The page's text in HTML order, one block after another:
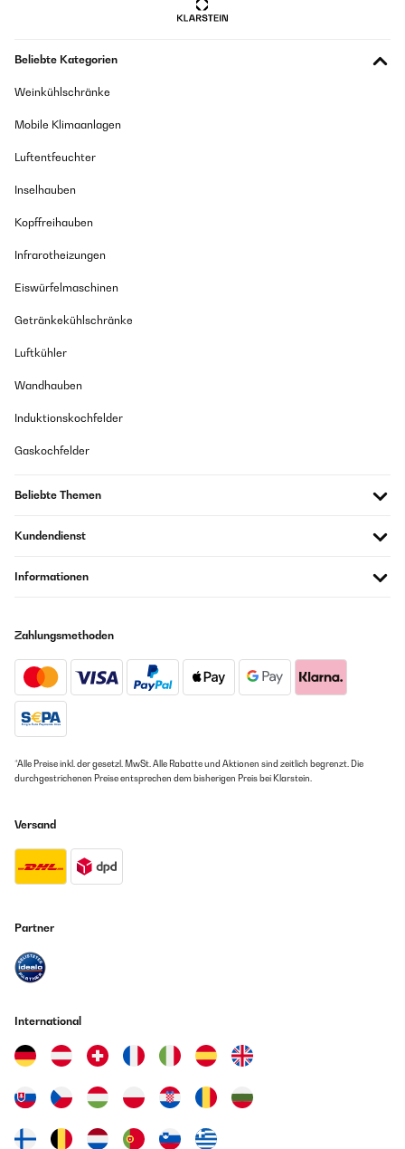
Beliebte Kategorien
Weinkühlschränke
Mobile Klimaanlagen
Luftentfeuchter
Inselhauben
Kopffreihauben
Infrarotheizungen
Eiswürfelmaschinen
Getränkekühlschränke
Luftkühler
Wandhauben
Induktionskochfelder
Gaskochfelder
Beliebte Themen
Kundendienst
Informationen
Zahlungsmethoden
*Alle Preise inkl. der gesetzl. MwSt. Alle Rabatte und Aktionen sind zeitlich begrenzt. Die
durchgestrichenen Preise entsprechen dem bisherigen Preis bei Klarstein.
Versand
Partner
International